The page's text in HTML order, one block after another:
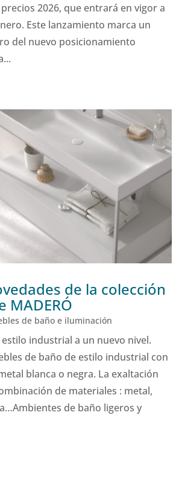
2026, que entrará en vigor a
Este lanzamiento marca un
del nuevo posicionamiento
de la colección
MADERÓ
de baño e iluminación
estilo industrial a un nuevo nivel.
de baño de estilo industrial con
blanca o negra. La exaltación
de materiales : metal,
de baño ligeros y